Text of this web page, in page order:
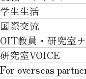
社会・地域・高大連携
川上村での取り組み
アクセス
ポリシー/コンプライ
情報科学部
知的財産学部
工学研究科
ロボティクス＆デザイ
産官学連携
卒業時質保証を担う
自律学修
学習支援
リカレント教育プロ
就職・キャリアTOP
就職サポート
キャリア形成
インターンシップ
学生生活
学生生活TOP
キャンパスライフ
課外活動
国際交流
国際交流TOP
グローバルな人材育
国際交流プログラム
OIT教員・研究室
研究室VOICE
For overseas